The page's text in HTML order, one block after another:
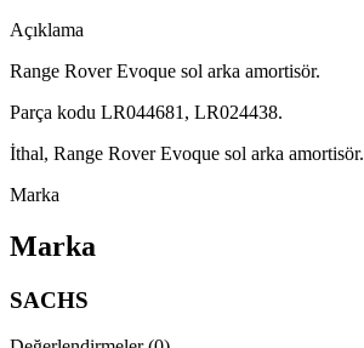
Açıklama
Range Rover Evoque sol arka amortisör.
Parça kodu LR044681, LR024438.
İthal, Range Rover Evoque sol arka amortisör.
Marka
Marka
SACHS